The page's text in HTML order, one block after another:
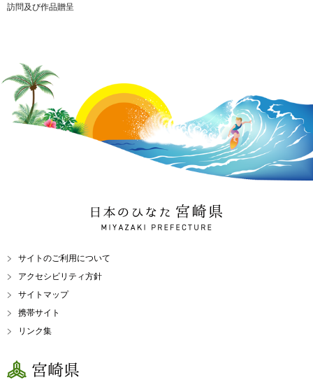
訪問及び作品贈呈
日本のひなた 宮崎県
MIYAZAKI PREFECTURE
サイトのご利用について
アクセシビリティ方針
サイトマップ
携帯サイト
リンク集
宮崎県